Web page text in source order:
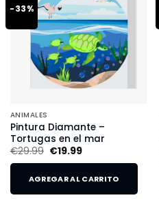
-33%
ANIMALES
Pintura Diamante –
Tortugas en el mar
€29.99 €19.99
AGREGAR AL CARRITO